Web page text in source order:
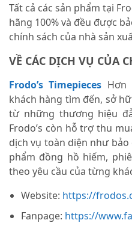
Tất cả các sản phẩm tại
hãng 100% và đều được
chính sách của nhà sản
VỀ CÁC DỊCH VỤ CỦA
Frodo’s Timepieces
khách hàng tìm đến, sở
từ những thương hiệu
Frodo’s còn hỗ trợ thu
dịch vụ toàn diện như
phẩm đồng hồ hiếm,
theo yêu cầu của từng
Website: https://
Fanpage: https://